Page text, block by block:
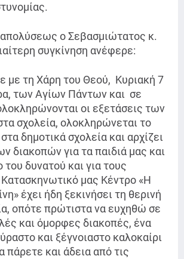
ο Σεβασμιώτατος κ.
συγκίνηση ανέφερε:
τη Χάρη του Θεού, Κυριακή 7
των Αγίων Πάντων και σε
οι εξετάσεις των
σχολεία, ολοκληρώνεται το
δημοτικά σχολεία και αρχίζει
διακοπών για τα παιδιά μας και
του δυνατού και για τους
μας Κέντρο «Η
έχει ήδη ξεκινήσει τη θερινή
οπότε πρώτιστα να ευχηθώ σε
και όμορφες διακοπές, ένα
και ξέγνοιαστο καλοκαίρι
πάρετε και άδεια από τις